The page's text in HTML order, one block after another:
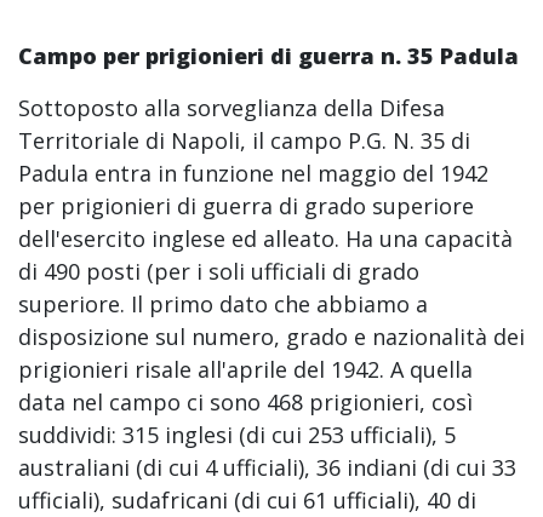
Campo per prigionieri di guerra n. 35 Padula
Sottoposto alla sorveglianza della Difesa
Territoriale di Napoli, il campo P.G. N. 35 di
Padula entra in funzione nel maggio del 1942
per prigionieri di guerra di grado superiore
dell'esercito inglese ed alleato. Ha una capacità
di 490 posti (per i soli ufficiali di grado
superiore. Il primo dato che abbiamo a
disposizione sul numero, grado e nazionalità dei
prigionieri risale all'aprile del 1942. A quella
data nel campo ci sono 468 prigionieri, così
suddividi: 315 inglesi (di cui 253 ufficiali), 5
australiani (di cui 4 ufficiali), 36 indiani (di cui 33
ufficiali), sudafricani (di cui 61 ufficiali), 40 di